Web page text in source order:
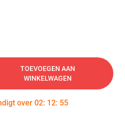
TOEVOEGEN AAN
WINKELWAGEN
over 02: 12: 55